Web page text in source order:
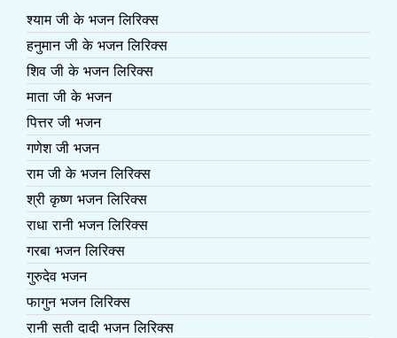
श्याम जी के भजन लिरिक्स
हनुमान जी के भजन लिरिक्स
शिव जी के भजन लिरिक्स
माता जी के भजन
पित्तर जी भजन
गणेश जी भजन
राम जी के भजन लिरिक्स
श्री कृष्ण भजन लिरिक्स
राधा रानी भजन लिरिक्स
गरबा भजन लिरिक्स
गुरुदेव भजन
फागुन भजन लिरिक्स
रानी सती दादी भजन लिरिक्स